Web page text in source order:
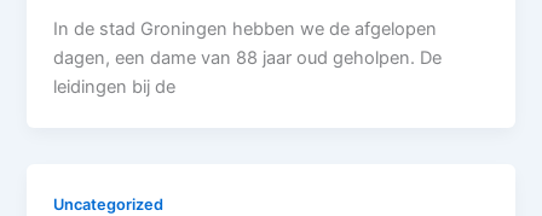
In de stad Groningen hebben we de afgelopen
dagen, een dame van 88 jaar oud geholpen. De
leidingen bij de
Uncategorized